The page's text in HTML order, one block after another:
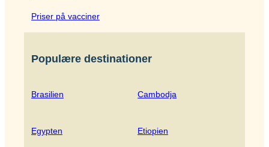
Priser på vacciner
Populære destinationer
Brasilien Cambodja
Egypten Etiopien